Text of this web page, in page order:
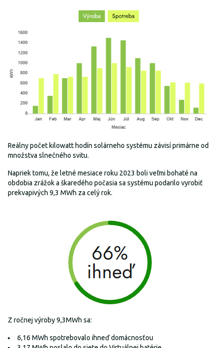
Reálny počet kilowatt hodín solárneho systému závisí primárne od
množstva slnečného svitu.
Napriek tomu, že letné mesiace roku 2023 boli veľmi bohaté na
obdobia zrážok a škaredého počasia sa systému podarilo vyrobiť
prekvapivých 9,3 MWh za celý rok.
Z ročnej výroby 9,3MWh sa:
6,16 MWh spotrebovalo ihneď domácnosťou